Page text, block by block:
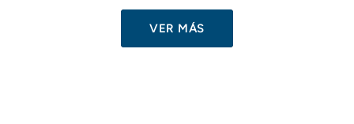
VER MÁS